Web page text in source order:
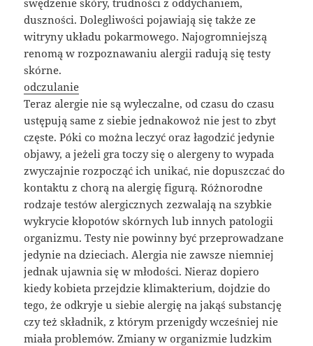
duszności. Dolegliwości pojawiają się także ze
witryny układu pokarmowego. Najogromniejszą
renomą w rozpoznawaniu alergii radują się testy
skórne.
odczulanie
Teraz alergie nie są wyleczalne, od czasu do czasu
ustępują same z siebie jednakowoż nie jest to zbyt
częste. Póki co można leczyć oraz łagodzić jedynie
objawy, a jeżeli gra toczy się o alergeny to wypada
zwyczajnie rozpocząć ich unikać, nie dopuszczać do
kontaktu z chorą na alergię figurą. Różnorodne
rodzaje testów alergicznych zezwalają na szybkie
wykrycie kłopotów skórnych lub innych patologii
organizmu. Testy nie powinny być przeprowadzane
jedynie na dzieciach. Alergia nie zawsze niemniej
jednak ujawnia się w młodości. Nieraz dopiero
kiedy kobieta przejdzie klimakterium, dojdzie do
tego, że odkryje u siebie alergię na jakąś substancję
czy też składnik, z którym przenigdy wcześniej nie
miała problemów. Zmiany w organizmie ludzkim